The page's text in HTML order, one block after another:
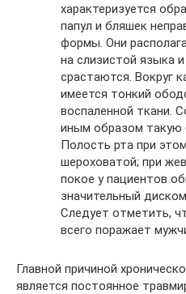
характеризуется
папул и бляшек
формы. Они
на слизистой языка
срастаются. Вокруг
имеется тонкий
воспаленной ткани.
иным образом такую
Полость рта при
шероховатой; при
покое у пациентов
значительный
Следует отметить,
всего поражает
Главной причиной
является постоянное